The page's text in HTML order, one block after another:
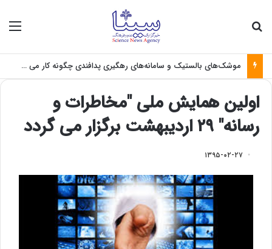
موشک‌های بالستیک و سامانه‌های رهگیری پدافندی چگونه کار می کنند؟
اولین همایش ملی "مخاطرات و
رسانه" ۲۹ اردیبهشت برگزار می گردد
۱۳۹۵-۰۲-۲۷